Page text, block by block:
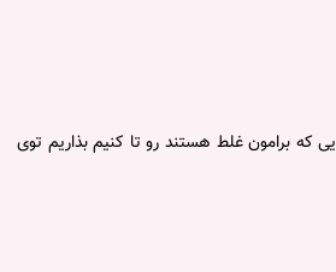
که برامون غلط هستند رو تا کنیم بذاریم توی